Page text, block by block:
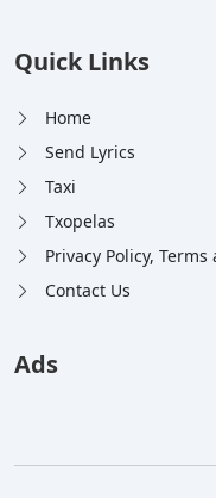
Quick Links
Home
Send Lyrics
Taxi
Txopelas
Privacy Policy,
Contact Us
Ads